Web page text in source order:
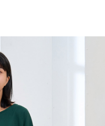
即可完成結帳。
訊。
簡訊中的連結，可透過四大超商／
方視為交易完成。
，但若您需要取消訂單，請聯絡
仍視為有效，需透過AFTEE先享
之結帳頁面顯示為準，若有關於
關疑問，請聯繫「AFTEE先享後付
support/home
運費
運費
運費